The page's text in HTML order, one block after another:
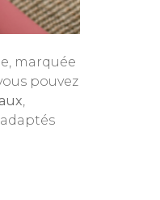
marquée
pouvez
adaptés